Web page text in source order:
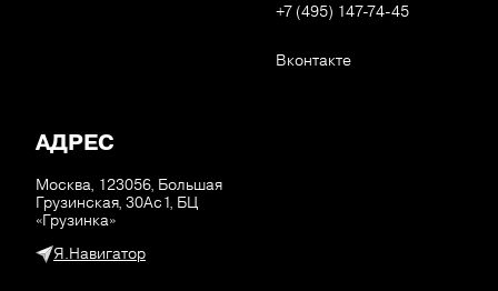
+7 (495) 147-74-45
Вконтакте
АДРЕС
Москва, 123056, Большая
Грузинская, 30Ас1, БЦ
«Грузинка»
Я.Навигатор